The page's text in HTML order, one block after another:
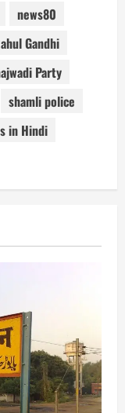
news80
Gandhi
Party
shamli police
in Hindi